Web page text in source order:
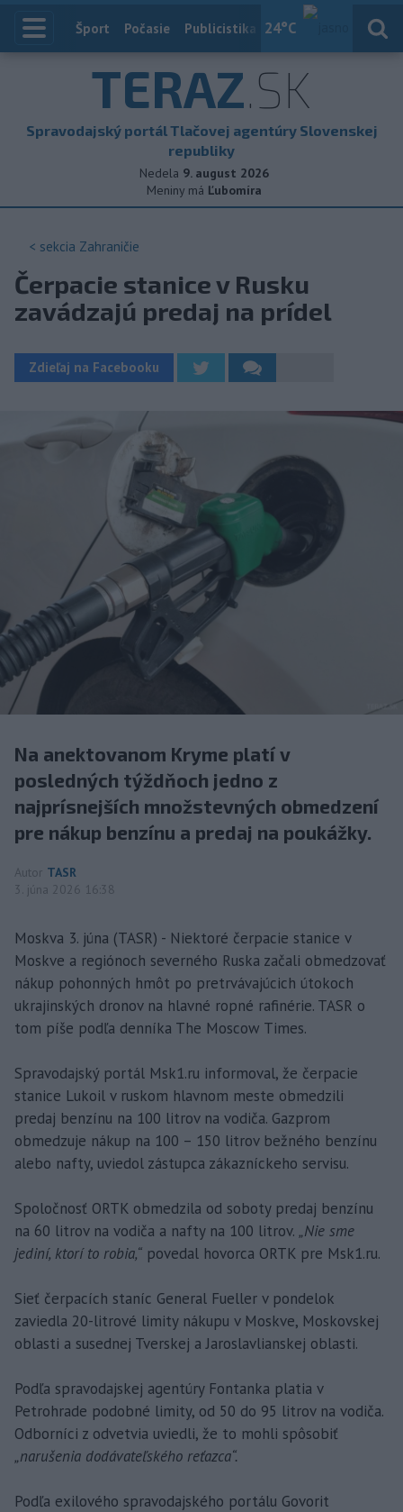
24°C
Index
Šport Počasie Publicistika Slovensko
TERAZ.SK
Spravodajský portál Tlačovej agentúry Slovenskej
republiky
Nedela 9. august 2026
Meniny má Ľubomíra
< sekcia Zahraničie
Čerpacie stanice v Rusku
zavádzajú predaj na prídel
Zdieľaj na Facebooku
Na anektovanom Kryme platí v
posledných týždňoch jedno z
najprísnejších množstevných obmedzení
pre nákup benzínu a predaj na poukážky.
Autor TASR
3. júna 2026 16:38
Moskva 3. júna (TASR) - Niektoré čerpacie stanice v
Moskve a regiónoch severného Ruska začali obmedzovať
nákup pohonných hmôt po pretrvávajúcich útokoch
ukrajinských dronov na hlavné ropné rafinérie. TASR o
tom píše podľa denníka The Moscow Times.
Spravodajský portál Msk1.ru informoval, že čerpacie
stanice Lukoil v ruskom hlavnom meste obmedzili
predaj benzínu na 100 litrov na vodiča. Gazprom
obmedzuje nákup na 100 – 150 litrov bežného benzínu
alebo nafty, uviedol zástupca zákazníckeho servisu.
Spoločnosť ORTK obmedzila od soboty predaj benzínu
na 60 litrov na vodiča a nafty na 100 litrov. „Nie sme
jediní, ktorí to robia,“ povedal hovorca ORTK pre Msk1.ru.
Sieť čerpacích staníc General Fueller v pondelok
zaviedla 20-litrové limity nákupu v Moskve, Moskovskej
oblasti a susednej Tverskej a Jaroslavlianskej oblasti.
Podľa spravodajskej agentúry Fontanka platia v
Petrohrade podobné limity, od 50 do 95 litrov na vodiča.
Odborníci z odvetvia uviedli, že to mohli spôsobiť
„narušenia dodávateľského reťazca“.
Podľa exilového spravodajského portálu Govorit